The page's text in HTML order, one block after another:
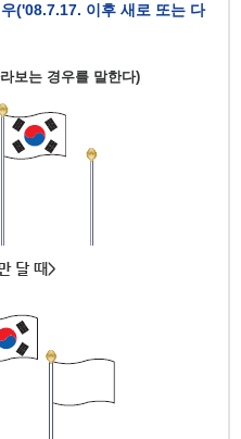
('08.7.17. 이후 새로 또는 다
보는 경우를 말한다)